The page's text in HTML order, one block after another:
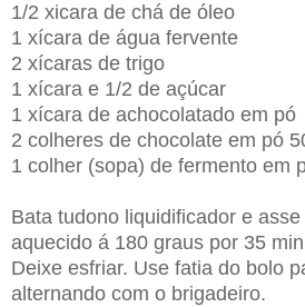
1/2 xicara de chá de óleo
1 xícara de água fervente
2 xícaras de trigo
1 xícara e 1/2 de açúcar
1 xícara de achocolatado em pó
2 colheres de chocolate em pó
1 colher (sopa) de fermento em
Bata tudono liquidificador e
aquecido á 180 graus por 35
Deixe esfriar. Use fatia do bolo
alternando com o brigadeiro.